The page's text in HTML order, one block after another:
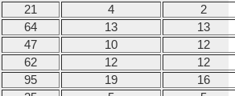
21 4
2
64 13
13
47 10
12
62 12
12
95 19
16